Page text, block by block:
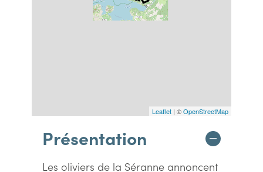
Leaflet | ©OpenStreetMap
Présentation
Les oliviers de la Séranne annoncent